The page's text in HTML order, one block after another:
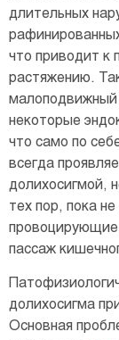
длительных
что приводит к
растяжению.
малоподвижный
некоторые
что само по
всегда
долихосигмой,
тех пор, пока
пассаж
долихосигма
Основная